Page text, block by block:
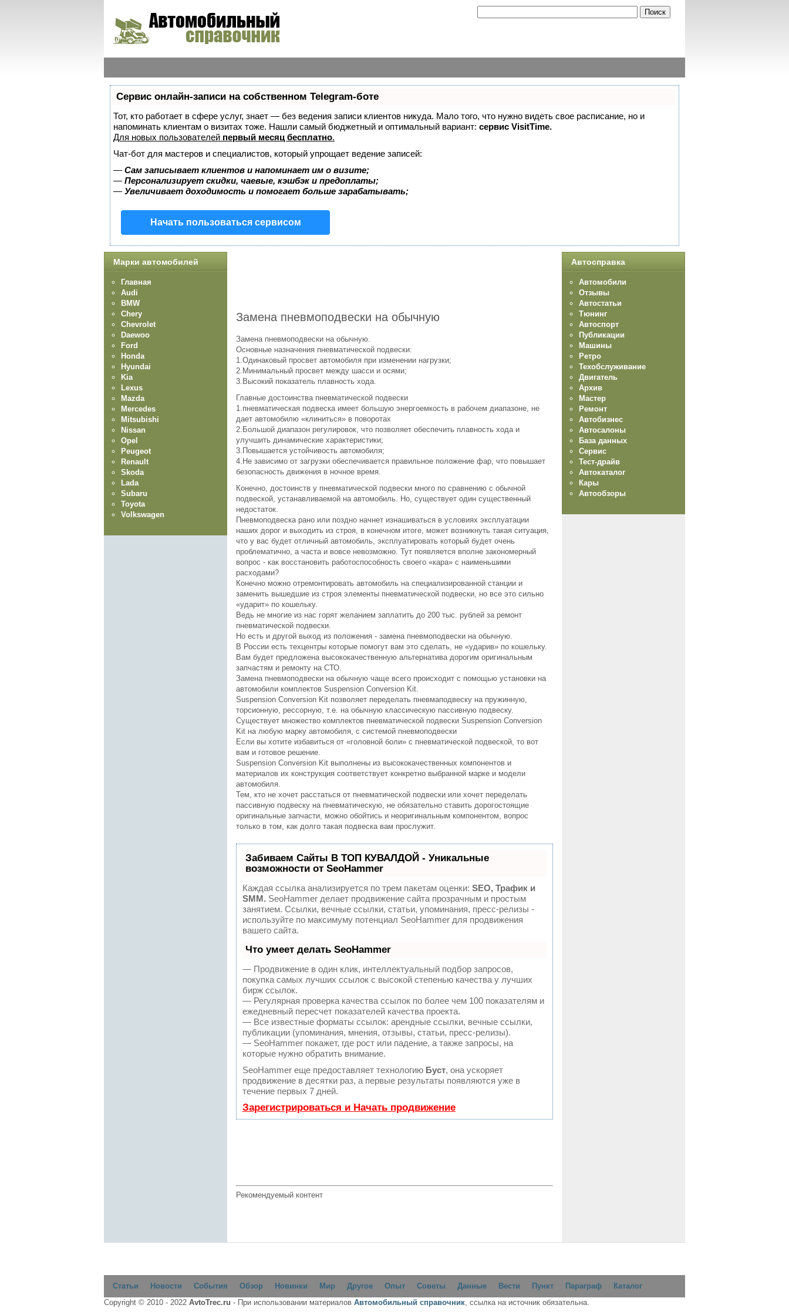
Сервис онлайн-записи на собственном Telegram-боте
Тот, кто работает в сфере услуг, знает — без ведения записи клиентов никуда. Мало того, что нужно видеть свое расписание, но и
напоминать клиентам о визитах тоже. Нашли самый бюджетный и оптимальный вариант: сервис VisitTime.
Для новых пользователей первый месяц бесплатно.
Чат-бот для мастеров и специалистов, который упрощает ведение записей:
— Сам записывает клиентов и напоминает им о визите;
— Персонализирует скидки, чаевые, кэшбэк и предоплаты;
— Увеличивает доходимость и помогает больше зарабатывать;
Начать пользоваться сервисом
Замена пневмоподвески на обычную
Замена пневмоподвески на обычную.
Основные назначения пневматической подвески:
1.Одинаковый просвет автомобиля при изменении нагрузки;
2.Минимальный просвет между шасси и осями;
3.Высокий показатель плавность хода.
Главные достоинства пневматической подвески
1.пневматическая подвеска имеет большую энергоемкость в рабочем диапазоне, не
дает автомобилю «клиниться» в поворотах
2.Большой диапазон регулировок, что позволяет обеспечить плавность хода и
улучшить динамические характеристики;
3.Повышается устойчивость автомобиля;
4.Не зависимо от загрузки обеспечивается правильное положение фар, что повышает
безопасность движения в ночное время.
Конечно, достоинств у пневматической подвески много по сравнению с обычной
подвеской, устанавливаемой на автомобиль. Но, существует один существенный
недостаток.
Пневмоподвеска рано или поздно начнет изнашиваться в условиях эксплуатации
наших дорог и выходить из строя, в конечном итоге, может возникнуть такая ситуация,
что у вас будет отличный автомобиль, эксплуатировать который будет очень
проблематично, а часта и вовсе невозможно. Тут появляется вполне закономерный
вопрос - как восстановить работоспособность своего «кара» с наименьшими
расходами?
Конечно можно отремонтировать автомобиль на специализированной станции и
заменить вышедшие из строя элементы пневматической подвески, но все это сильно
«ударит» по кошельку.
Ведь не многие из нас горят желанием заплатить до 200 тыс. рублей за ремонт
пневматической подвески.
Но есть и другой выход из положения - замена пневмоподвески на обычную.
В России есть техцентры которые помогут вам это сделать, не «ударив» по кошельку.
Вам будет предложена высококачественную альтернатива дорогим оригинальным
запчастям и ремонту на СТО.
Замена пневмоподвески на обычную чаще всего происходит с помощью установки на
автомобили комплектов Suspension Conversion Kit.
Suspension Conversion Kit позволяет переделать пневмаподвеску на пружинную,
торсионную, рессорную, т.е. на обычную классическую пассивную подвеску.
Существует множество комплектов пневматической подвески Suspension Conversion
Kit на любую марку автомобиля, с системой пневмоподвески
Если вы хотите избавиться от «головной боли» с пневматической подвеской, то вот
вам и готовое решение.
Suspension Conversion Kit выполнены из высококачественных компонентов и
материалов их конструкция соответствует конкретно выбранной марке и модели
автомобиля.
Тем, кто не хочет расстаться от пневматической подвески или хочет переделать
пассивную подвеску на пневматическую, не обязательно ставить дорогостоящие
оригинальные запчасти, можно обойтись и неоригинальным компонентом, вопрос
только в том, как долго такая подвеска вам прослужит.
Забиваем Сайты В ТОП КУВАЛДОЙ - Уникальные
возможности от SeoHammer
Каждая ссылка анализируется по трем пакетам оценки: SEO, Трафик и
SMM. SeoHammer делает продвижение сайта прозрачным и простым
занятием. Ссылки, вечные ссылки, статьи, упоминания, пресс-релизы -
используйте по максимуму потенциал SeoHammer для продвижения
вашего сайта.
Что умеет делать SeoHammer
— Продвижение в один клик, интеллектуальный подбор запросов,
покупка самых лучших ссылок с высокой степенью качества у лучших
бирж ссылок.
— Регулярная проверка качества ссылок по более чем 100 показателям и
ежедневный пересчет показателей качества проекта.
— Все известные форматы ссылок: арендные ссылки, вечные ссылки,
публикации (упоминания, мнения, отзывы, статьи, пресс-релизы).
— SeoHammer покажет, где рост или падение, а также запросы, на
которые нужно обратить внимание.
SeoHammer еще предоставляет технологию Буст, она ускоряет
продвижение в десятки раз, а первые результаты появляются уже в
течение первых 7 дней.
Зарегистрироваться и Начать продвижение
Рекомендуемый контент
Марки автомобилей
Главная
Audi
BMW
Chery
Chevrolet
Daewoo
Ford
Honda
Hyundai
Kia
Lexus
Mazda
Mercedes
Mitsubishi
Nissan
Opel
Peugeot
Renault
Skoda
Lada
Subaru
Toyota
Volkswagen
Автосправка
Автомобили
Отзывы
Автостатьи
Тюнинг
Автоспорт
Публикации
Машины
Ретро
Техобслуживание
Двигатель
Архив
Мастер
Ремонт
Автобизнес
Автосалоны
База данных
Сервис
Тест-драйв
Автокаталог
Кары
Автообзоры
Статьи Новости События Обзор Новинки Мир Другое Опыт Советы Данные Вести Пункт Параграф
Каталог
Copyright © 2010 - 2022 AvtoTrec.ru - При использовании материалов Автомобильный справочник, ссылка на источник обязательна.